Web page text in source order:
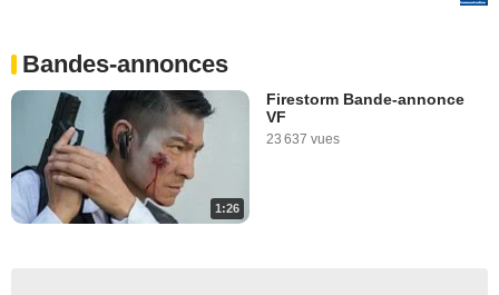
Bandes-annonces
1:26
Firestorm Bande-annonce
VF
23 637 vues